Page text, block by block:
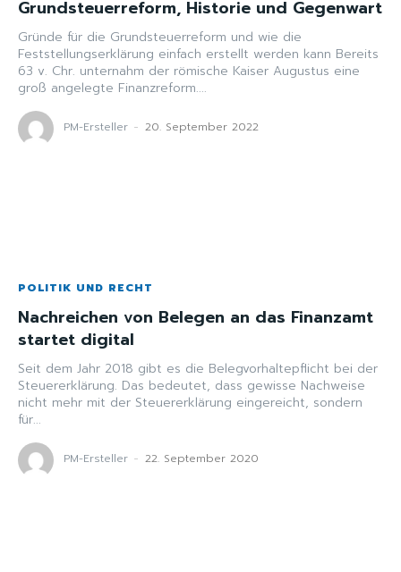
Grundsteuerreform, Historie und Gegenwart
Gründe für die Grundsteuerreform und wie die
Feststellungserklärung einfach erstellt werden kann Bereits
63 v. Chr. unternahm der römische Kaiser Augustus eine
groß angelegte Finanzreform....
PM-Ersteller - 20. September 2022
POLITIK UND RECHT
Nachreichen von Belegen an das Finanzamt
startet digital
Seit dem Jahr 2018 gibt es die Belegvorhaltepflicht bei der
Steuererklärung. Das bedeutet, dass gewisse Nachweise
nicht mehr mit der Steuererklärung eingereicht, sondern
für...
PM-Ersteller - 22. September 2020